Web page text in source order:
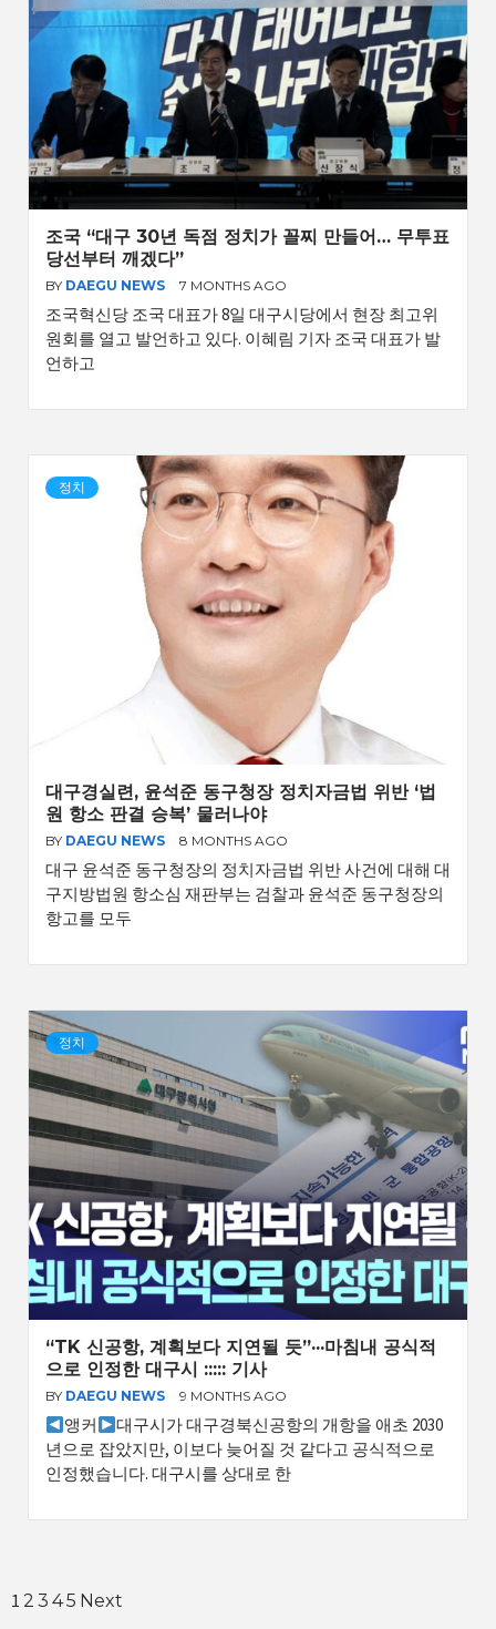
조국 “대구 30년 독점 정치가 꼴찌 만들어… 무투표
당선부터 깨겠다”
BY DAEGU NEWS 7 MONTHS AGO
조국혁신당 조국 대표가 8일 대구시당에서 현장 최고위
원회를 열고 발언하고 있다. 이혜림 기자 조국 대표가 발
언하고
정치
대구경실련, 윤석준 동구청장 정치자금법 위반 ‘법
원 항소 판결 승복’ 물러나야
BY DAEGU NEWS 8 MONTHS AGO
대구 윤석준 동구청장의 정치자금법 위반 사건에 대해 대
구지방법원 항소심 재판부는 검찰과 윤석준 동구청장의
항고를 모두
정치
“TK 신공항, 계획보다 지연될 듯”···마침내 공식적
으로 인정한 대구시 ::::: 기사
BY DAEGU NEWS 9 MONTHS AGO
앵커
대구시가 대구경북신공항의 개항을 애초 2030
년으로 잡았지만, 이보다 늦어질 것 같다고 공식적으로
인정했습니다. 대구시를 상대로 한
Posts
1 2 3 45 Next